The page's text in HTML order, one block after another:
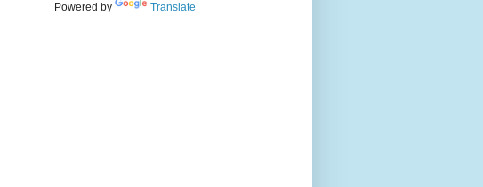
Powered by Translate